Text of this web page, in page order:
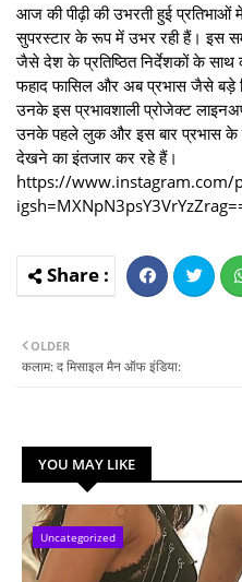
आज की पीढ़ी की उभरती हुई प्रतिभाओं
सुपरस्टार के रूप में उभर रही हैं। इस
जैसे देश के प्रतिष्ठित निर्देशकों के
फहाद फासिल और अब प्रभास जैसे बड़े
उनके इस प्रभावशाली प्रोजेक्ट
उनके पहले लुक और इस बार प्रभास के
देखने का इंतजार कर रहे हैं।
https://www.instagram.com/
OLDER
कलाम: द मिसाइल मैन ऑफ इंडिया:
YOU MAY LIKE
Uncategorized